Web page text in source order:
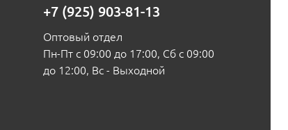
+7 (925) 903-81-13
Оптовый отдел
Пн-Пт с 09:00 до 17:00, Сб с 09:00
до 12:00, Вс - Выходной